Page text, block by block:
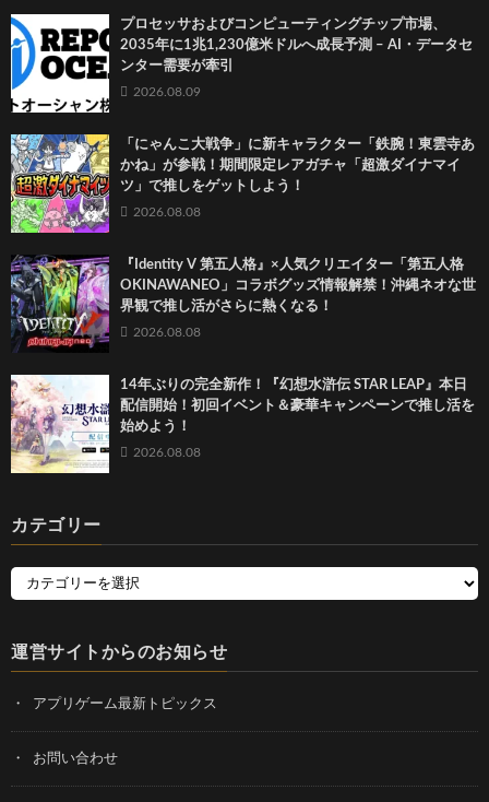
プロセッサおよびコンピューティングチップ市場、
2035年に1兆1,230億米ドルへ成長予測 – AI・データセ
ンター需要が牽引
2026.08.09
「にゃんこ大戦争」に新キャラクター「鉄腕！東雲寺あ
かね」が参戦！期間限定レアガチャ「超激ダイナマイ
ツ」で推しをゲットしよう！
2026.08.08
『Identity V 第五人格』×人気クリエイター「第五人格
OKINAWANEO」コラボグッズ情報解禁！沖縄ネオな世
界観で推し活がさらに熱くなる！
2026.08.08
14年ぶりの完全新作！『幻想水滸伝 STAR LEAP』本日
配信開始！初回イベント＆豪華キャンペーンで推し活を
始めよう！
2026.08.08
カテゴリー
運営サイトからのお知らせ
アプリゲーム最新トピックス
お問い合わせ